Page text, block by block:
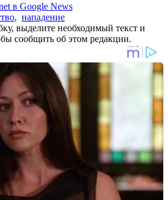
в Google News
, нападение
выделите необходимый текст и
сообщить об этом редакции.